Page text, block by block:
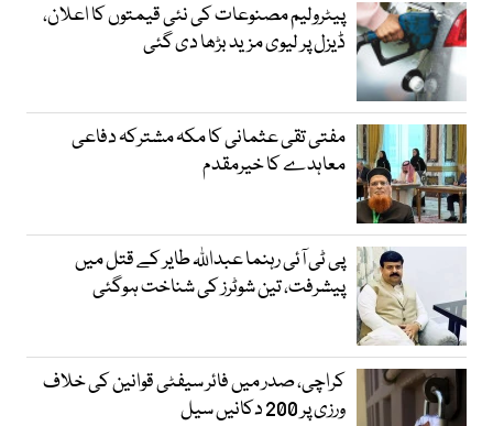
پیٹرولیم مصنوعات کی نئی قیمتوں کا اعلان،
ڈیزل پر لیوی مزید بڑھا دی گئی
مفتی تقی عثمانی کا مکہ مشترکہ دفاعی
معاہدے کا خیرمقدم
پی ٹی آئی رہنما عبداللہ طایر کے قتل میں
پیشرفت، تین شوٹرز کی شناخت ہوگئی
کراچی، صدر میں فائر سیفٹی قوانین کی خلاف
ورزی پر 200 دکانیں سیل